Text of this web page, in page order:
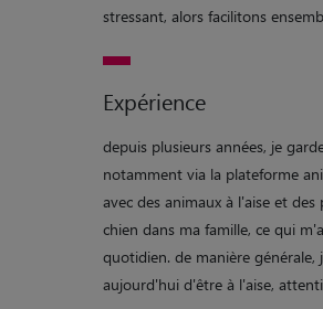
stressant, alors facilitons
Expérience
depuis plusieurs années, je
notamment via la plateforme
avec des animaux à l'aise et
chien dans ma famille, ce qui
quotidien. de manière
aujourd'hui d'être à l'aise,